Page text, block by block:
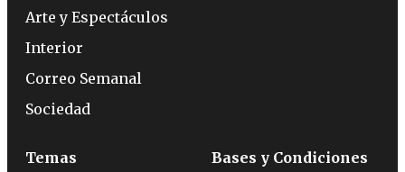
Arte y Espectáculos
Interior
Correo Semanal
Sociedad
Temas Bases y Condiciones